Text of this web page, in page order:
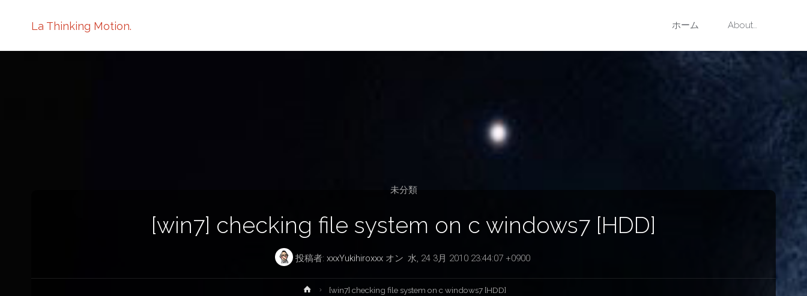
La Thinking Motion. ホーム About…
[win7] checking file system on c windows7 [HDD]
投稿者: xxxYukihiroxxx オン 水, 24 3月 2010 23:44:07 +0900
未分類
ホ
[win7] checking file system on c windows7 [HDD]